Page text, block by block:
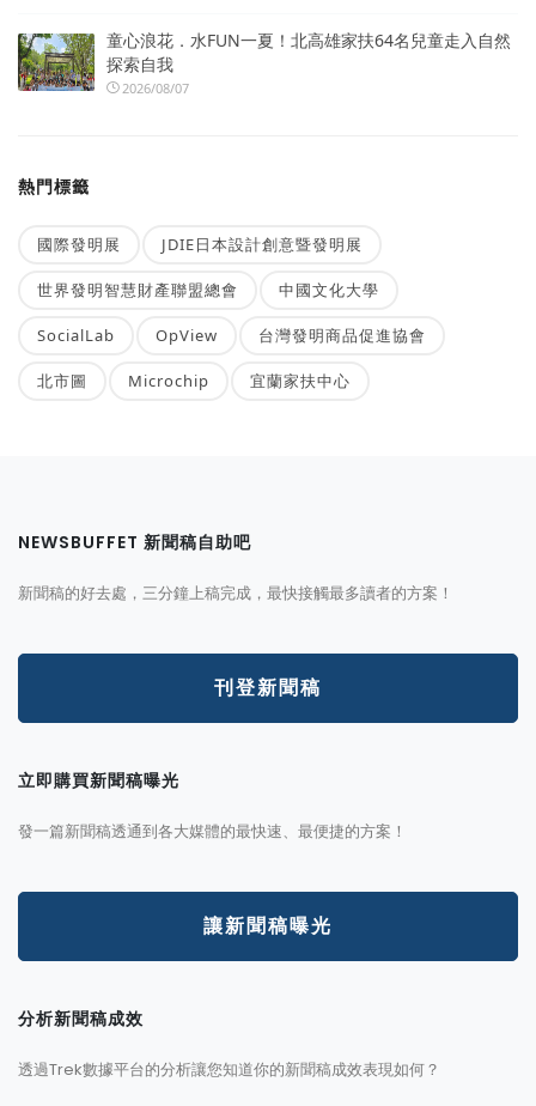
童心浪花．水FUN一夏！北高雄家扶64名兒童走入自然
探索自我
2026/08/07
熱門標籤
國際發明展 JDIE日本設計創意暨發明展
世界發明智慧財產聯盟總會 中國文化大學
SocialLab OpView 台灣發明商品促進協會
北市圖 Microchip 宜蘭家扶中心
NEWSBUFFET 新聞稿自助吧
新聞稿的好去處，三分鐘上稿完成，最快接觸最多讀者的方案！
刊登新聞稿
立即購買新聞稿曝光
發一篇新聞稿透通到各大媒體的最快速、最便捷的方案！
讓新聞稿曝光
分析新聞稿成效
透過Trek數據平台的分析讓您知道你的新聞稿成效表現如何？